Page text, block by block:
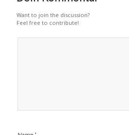
Want to join the discussion?
Feel free to contribute!